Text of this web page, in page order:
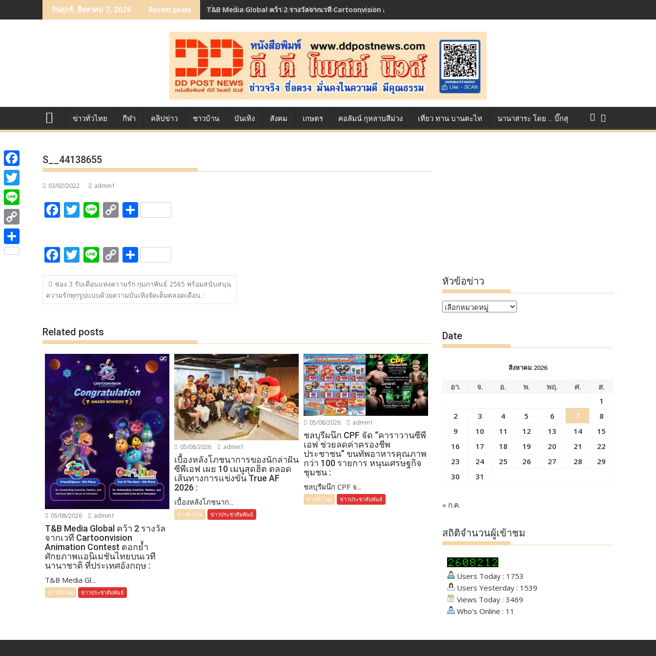
to
วันศุกร์, สิงหาคม 7, 2026 Recent posts T&B Media Global คว้า 2 รางวัลจากเวที Cartoonvision Animation Contest ตอกย้ำศักยภาพแอนิเมชันไทยบนเวทีนานาชาติ ที่ประเทศอังกฤษ :
เบื้องหลังโภชนาการของนักล่าฝัน ซีพีเอฟ เผย 10 เมนูสุดฮิต ตลอดเส้นทางการแข่งขัน True AF 2026 :
ข่าวทั่วไทย กีฬา คลิปข่าว ชาวบ้าน บันเทิง สังคม เกษตร คอลัมน์ กุหลาบสีม่วง เที่ยว ทาน บานตะไท นานาสาระ โดย … บิ๊กสุ
S__44138655
03/02/2022 admin1
F
ac
b
o
o
k
T
w
er
Li
n
C
o
y
Li
n
k
S
h
e
F
ac
e
b
o
k
T
w
itt
er
Li
n
e
C
o
p
y
k
S
h
ar
e
แนะแนว
เรื่อง
ช่อง 3 รับเดือนแห่งความรัก กุมภาพันธ์ 2565 พร้อมสนับสนุน
ความรักทุกรูปแบบด้วยความบันเทิงจัดเต็มตลอดเดือน :
Related posts
05/08/2026 admin1
T&B Media Global คว้า 2 รางวัล
จากเวที Cartoonvision
Animation Contest ตอกย้ำ
ศักยภาพแอนิเมชันไทยบนเวที
นานาชาติ ที่ประเทศอังกฤษ :
T&B Media Gl...
ข่าวทั่วไทย ข่าวประชาสัมพันธ์
05/08/2026 admin1
เบื้องหลังโภชนาการของนักล่าฝัน
ซีพีเอฟ เผย 10 เมนูสุดฮิต ตลอด
เส้นทางการแข่งขัน True AF
2026 :
เบื้องหลังโภชนาก...
ข่าวทั่วไทย ข่าวประชาสัมพันธ์
05/08/2026 admin1
ชลบุรีผนึก CPF จัด “คาราวานซีพี
เอฟ ช่วยลดค่าครองชีพ
ประชาชน” ขนทัพอาหารคุณภาพ
กว่า 100 รายการ หนุนเศรษฐกิจ
ชุมชน :
ชลบุรีผนึก CPF จ...
ข่าวทั่วไทย ข่าวประชาสัมพันธ์
หัวข้อข่าว
หัวข้อ
Date
สิงหาคม 2026
อา. จ. อ. พ. พฤ. ศ.
ส.
1
2
3 4 5 6 7
8
9
10 11 12 13 14
15
16
17 18 19 20 21
22
23
24 25 26 27 28
29
30
31
« ก.ค.
สถิติจำนวนผู้เข้าชม
Users Today : 1753
Users Yesterday : 1539
Views Today : 3469
Who's Online : 11
F
a
c
e
b
o
T
w
i
t
t
L
i
n
C
o
S